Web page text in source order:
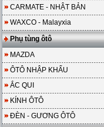
CARMATE - NHẬT BẢN
WAXCO - Malayxia
Phụ tùng ôtô
MAZDA
ÔTÔ NHẬP KHẨU
ẮC QUI
KÍNH ÔTÔ
ĐÈN - GƯƠNG ÔTÔ